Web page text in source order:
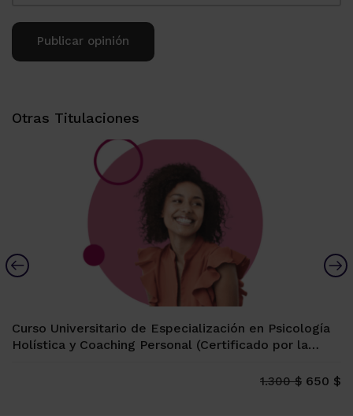
Otras Titulaciones
Curso Universitario de Especialización en Psicología
Holística y Coaching Personal (Certificado por la
1.300 $ 650 $